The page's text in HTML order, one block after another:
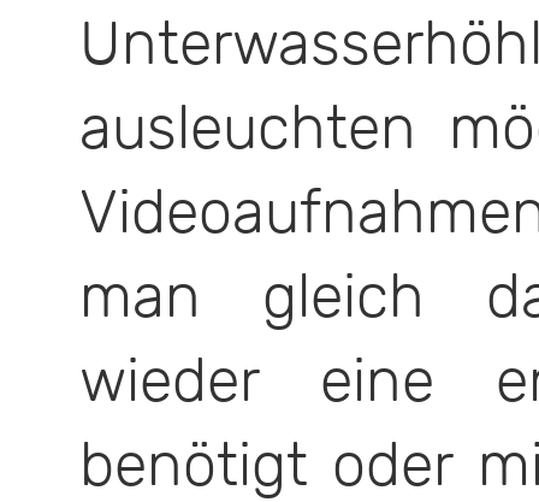
ausleuchten
man gleich
wieder eine
benötigt oder